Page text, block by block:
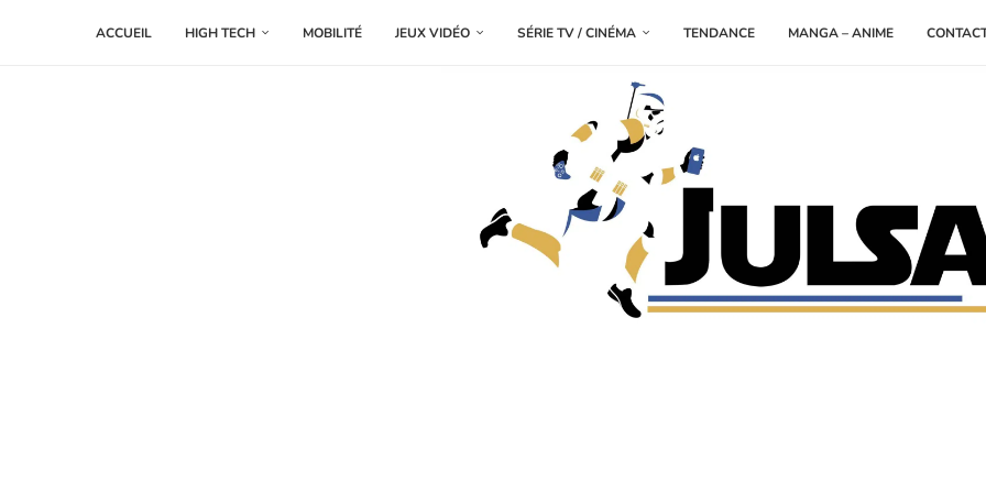
ACCUEIL HIGH TECH MOBILITÉ JEUX VIDÉO SÉRIE TV / CINÉMA TENDANCE MANGA – ANIME